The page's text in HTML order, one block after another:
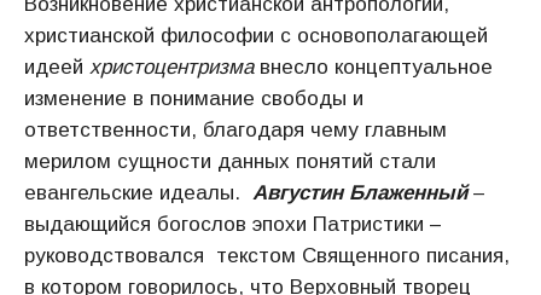
христианской философии с основополагающей
идеей христоцентризмавнесло концептуальное
изменение в понимание свободы и
ответственности, благодаря чему главным
мерилом сущности данных понятий стали
евангельские идеалы. Августин Блаженный–
выдающийся богослов эпохи Патристики –
руководствовался текстом Священного писания,
в котором говорилось, что Верховный творец